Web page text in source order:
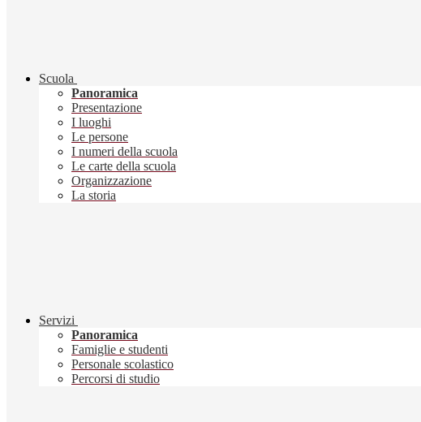
Scuola
Panoramica
Presentazione
I luoghi
Le persone
I numeri della scuola
Le carte della scuola
Organizzazione
La storia
Servizi
Panoramica
Famiglie e studenti
Personale scolastico
Percorsi di studio